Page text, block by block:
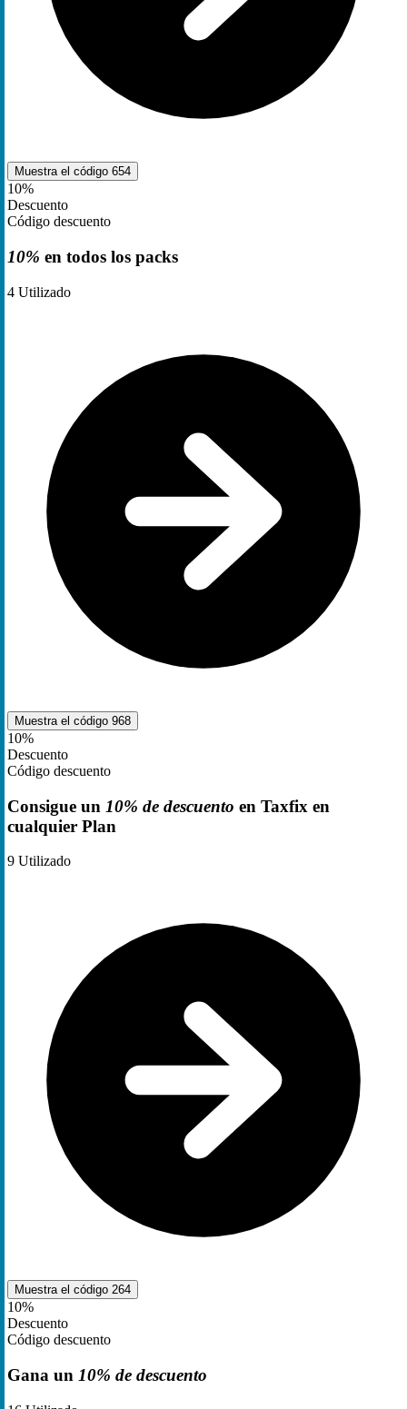
Muestra el código 654
10%
Descuento
Código descuento
10% en todos los packs
4 Utilizado
Muestra el código 968
10%
Descuento
Código descuento
Consigue un 10% de descuento en Taxfix en
cualquier Plan
9 Utilizado
Muestra el código 264
10%
Descuento
Código descuento
Gana un 10% de descuento